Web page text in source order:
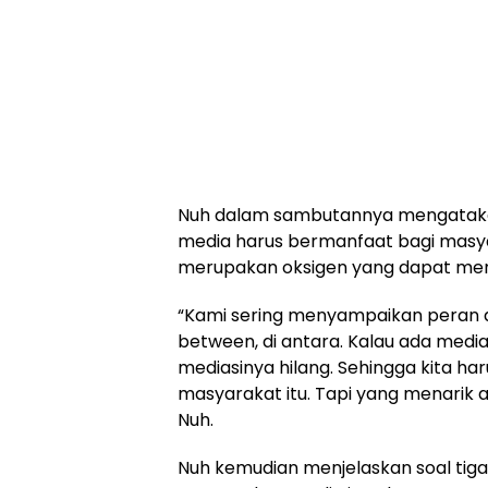
Nuh dalam sambutannya
media harus bermanfaat bagi
merupakan oksigen yang dapat
“Kami sering menyampaikan
between, di antara. Kalau ada
mediasinya hilang. Sehingga kita
masyarakat itu. Tapi yang menarik
Nuh.
Nuh kemudian menjelaskan soal